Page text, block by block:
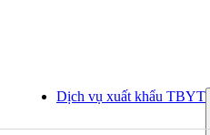
Dịch vụ xuất khẩu TBYT